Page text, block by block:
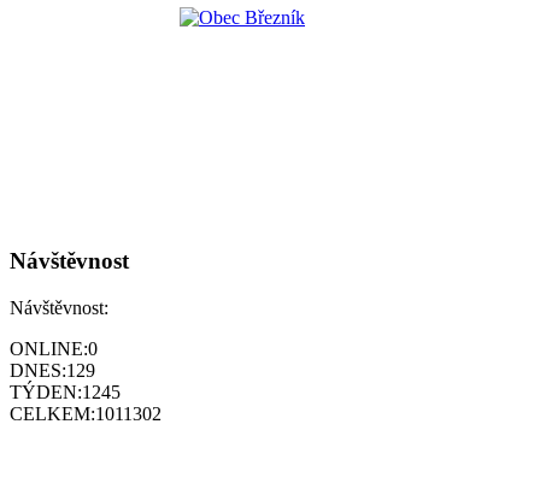
Návštěvnost
Návštěvnost:
ONLINE:0
DNES:129
TÝDEN:1245
CELKEM:1011302